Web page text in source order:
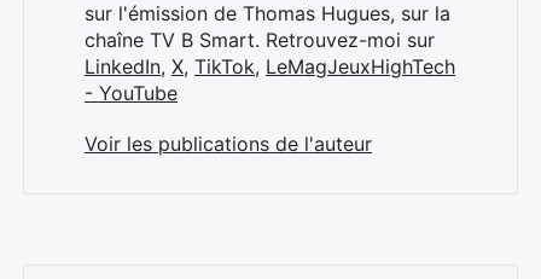
sur l'émission de Thomas Hugues, sur la
chaîne TV B Smart. Retrouvez-moi sur
LinkedIn, X, TikTok, LeMagJeuxHighTech
- YouTube
Voir les publications de l'auteur